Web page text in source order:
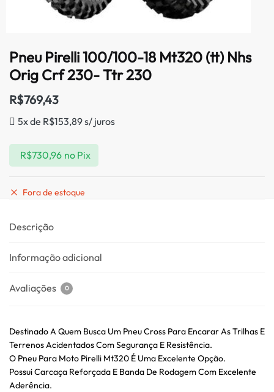
Pneu Pirelli 100/100-18 Mt320 (tt) Nhs
Orig Crf 230- Ttr 230
R$769,43
5x de R$153,89s/ juros
R$730,96 no Pix
Fora de estoque
Descrição
Informação adicional
Avaliações 0
Destinado A Quem Busca Um Pneu Cross Para Encarar As Trilhas E
Terrenos Acidentados Com Segurança E Resistência.
O Pneu Para Moto Pirelli Mt320 É Uma Excelente Opção.
Possui Carcaça Reforçada E Banda De Rodagem Com Excelente
Aderência.